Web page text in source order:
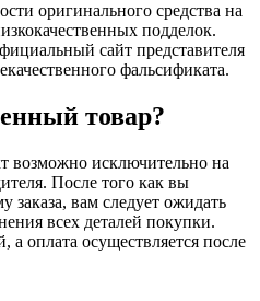
оригинального средства на
подделок.
сайт представителя
фальсификата.
товар?
возможно исключительно на
После того как вы
заказа, вам следует ожидать
всех деталей покупки.
а оплата осуществляется после